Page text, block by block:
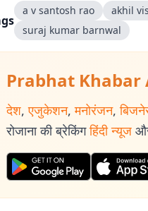
a v santosh rao akhil
suraj kumar barnwal
Prabhat Khabar
देश, एजुकेशन, मनोरंजन,
रोजाना की ब्रेकिंग हिंदी न्यूज